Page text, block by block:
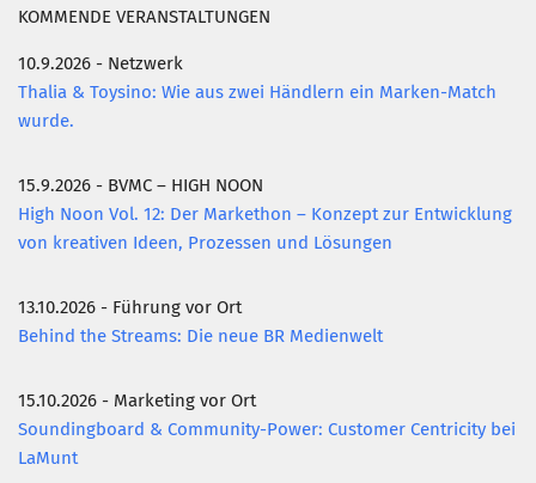
KOMMENDE VERANSTALTUNGEN
10.9.2026 - Netzwerk
Thalia & Toysino: Wie aus zwei Händlern ein Marken-Match
wurde.
15.9.2026 - BVMC – HIGH NOON
High Noon Vol. 12: Der Markethon – Konzept zur Entwicklung
von kreativen Ideen, Prozessen und Lösungen
13.10.2026 - Führung vor Ort
Behind the Streams: Die neue BR Medienwelt
15.10.2026 - Marketing vor Ort
Soundingboard & Community-Power: Customer Centricity bei
LaMunt